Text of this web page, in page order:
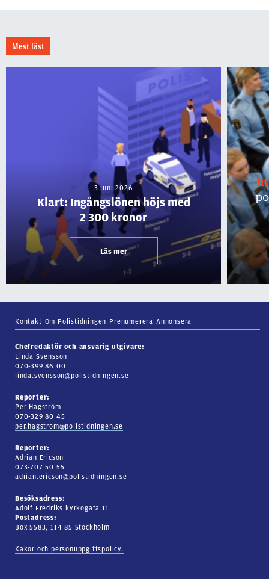
Mest läst
3 juni 2026
Klart: Ingångslönen höjs med
2 300 kronor
Läs mer
Kontakt Om Polistidningen Prenumerera Annonsera
Chefredaktör och ansvarig utgivare:
Linda Svensson
070-399 86 00
linda.svensson@polistidningen.se
Reporter:
Per Hagström
070-329 80 45
per.hagstrom@polistidningen.se
Reporter:
Adrian Ericson
073-707 50 55
adrian.ericson@polistidningen.se
Besöksadress:
Adolf Fredriks kyrkogata 11
Postadress:
Box 5583, 114 85 Stockholm
Kakor och personuppgiftspolicy.